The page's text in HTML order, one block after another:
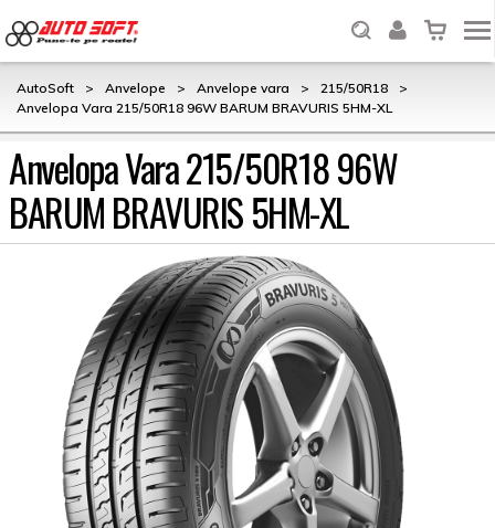
AutoSoft > Anvelope > Anvelope vara > 215/50R18
>
Anvelopa Vara 215/50R18 96W BARUM BRAVURIS 5HM-XL
Anvelopa Vara 215/50R18 96W
BARUM BRAVURIS 5HM-XL